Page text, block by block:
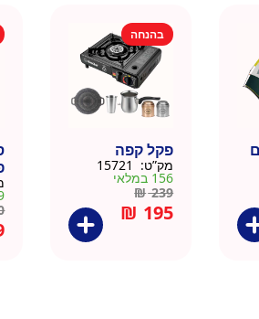
בהנחה
פקל קפה
מק”ט:
156 במלאי
₪239
₪ 195
9